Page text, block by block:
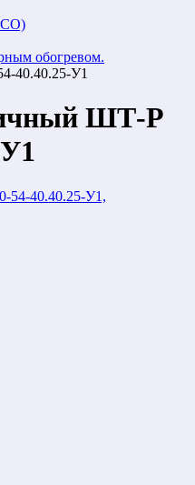
обогревом.
40.40.25-У1
ШТ-Р